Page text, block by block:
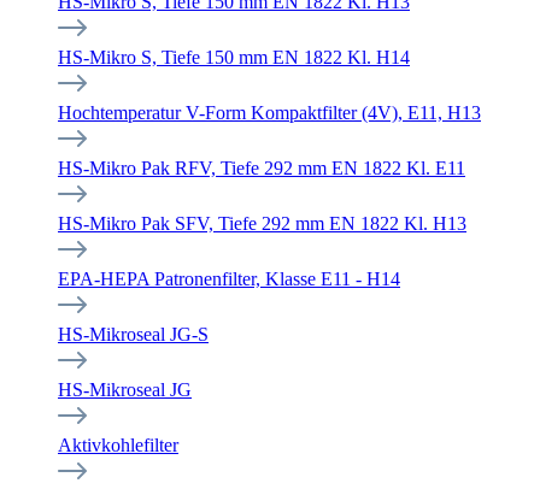
HS-Mikro S, Tiefe 150 mm EN 1822 Kl. H14
Hochtemperatur V-Form Kompaktfilter (4V), E11, H13
HS-Mikro Pak RFV, Tiefe 292 mm EN 1822 Kl. E11
HS-Mikro Pak SFV, Tiefe 292 mm EN 1822 Kl. H13
EPA-HEPA Patronenfilter, Klasse E11 - H14
HS-Mikroseal JG-S
HS-Mikroseal JG
Aktivkohlefilter